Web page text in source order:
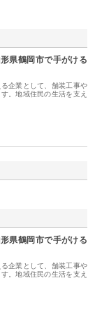
県鶴岡市で手がける
企業として、舗装工事や
。地域住民の生活を支え
県鶴岡市で手がける
企業として、舗装工事や
。地域住民の生活を支え